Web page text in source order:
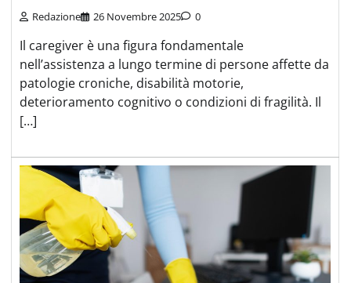
Redazione 26 Novembre 2025 0
Il caregiver è una figura fondamentale
nell’assistenza a lungo termine di persone affette da
patologie croniche, disabilità motorie,
deterioramento cognitivo o condizioni di fragilità. Il
[…]